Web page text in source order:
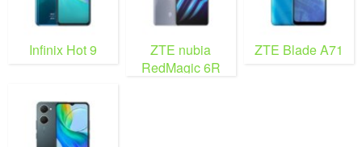
Infinix Hot 9
ZTE nubia
RedMagic 6R
ZTE Blade A71